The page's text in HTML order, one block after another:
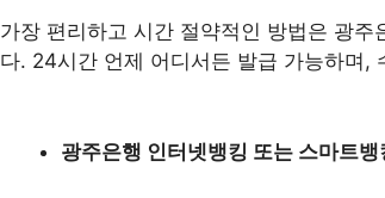
가장 편리하고 시간 절약적인 방법은 광
다. 24시간 언제 어디서든 발급 가능하며,
광주은행 인터넷뱅킹 또는 스마트뱅